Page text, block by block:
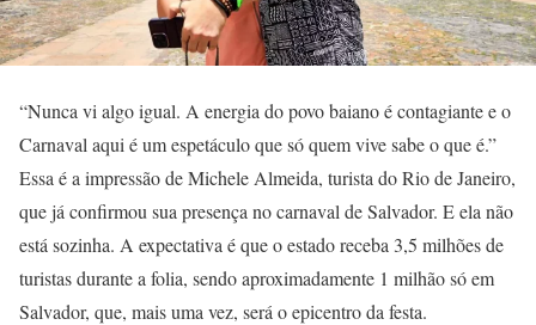
“Nunca vi algo igual. A energia do povo baiano é contagiante e o
Carnaval aqui é um espetáculo que só quem vive sabe o que é.”
Essa é a impressão de Michele Almeida, turista do Rio de Janeiro,
que já confirmou sua presença no carnaval de Salvador. E ela não
está sozinha. A expectativa é que o estado receba 3,5 milhões de
turistas durante a folia, sendo aproximadamente 1 milhão só em
Salvador, que, mais uma vez, será o epicentro da festa.